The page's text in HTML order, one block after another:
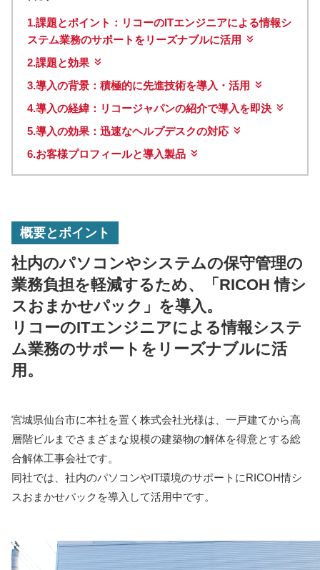
1.課題とポイント ：リコーのITエンジニアによる情報シ
ステム業務のサポートをリーズナブルに活用
2.課題と効果
3.導入の背景 ：積極的に先進技術を導入・活用
4.導入の経緯：リコージャパンの紹介で導入を即決
5.導入の効果 ：迅速なヘルプデスクの対応
6.お客様プロフィールと導入製品
概要とポイント
社内のパソコンやシステムの保守管理の
業務負担を軽減するため、「RICOH 情シ
スおまかせパック」を導入。
リコーのITエンジニアによる情報システ
ム業務のサポートをリーズナブルに活
用。
宮城県仙台市に本社を置く株式会社光様は、一戸建てから高
層階ビルまでさまざまな規模の建築物の解体を得意とする総
合解体工事会社です。
同社では、社内のパソコンやIT環境のサポートにRICOH情シ
スおまかせパックを導入して活用中です。